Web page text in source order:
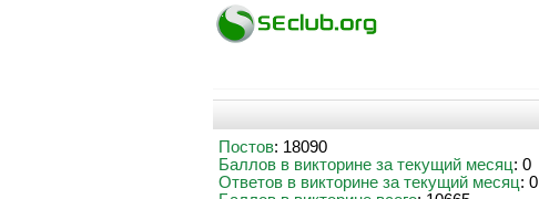
Постов: 18090
Баллов в викторине за текущий месяц: 0
Ответов в викторине за текущий месяц: 0